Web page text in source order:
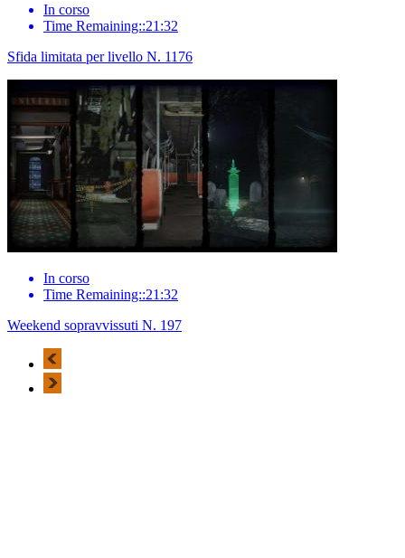
In corso
Time Remaining::21:32
Sfida limitata per livello N. 1176
In corso
Time Remaining::21:32
Weekend sopravvissuti N. 197